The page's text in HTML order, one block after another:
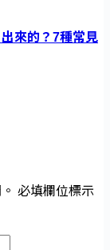
來的？7種常見
必填欄位標示